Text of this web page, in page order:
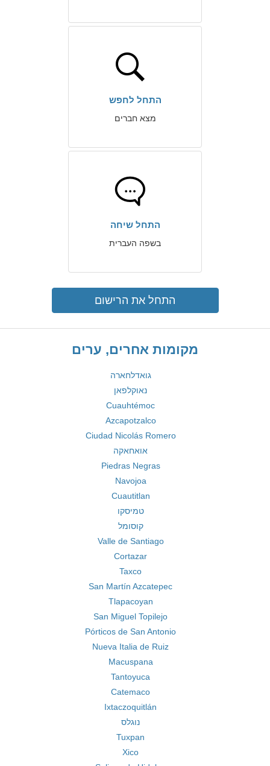
התחל לחפש
מצא חברים
התחל שיחה
בשפה העברית
התחל את הרישום
מקומות אחרים, ערים
גואדלחארה
נאוקלפאן
Cuauhtémoc
Azcapotzalco
Ciudad Nicolás Romero
אואחאקה
Piedras Negras
Navojoa
Cuautitlan
טמיסקו
קוסומל
Valle de Santiago
Cortazar
Taxco
San Martín Azcatepec
Tlapacoyan
San Miguel Topilejo
Pórticos de San Antonio
Nueva Italia de Ruiz
Macuspana
Tantoyuca
Catemaco
Ixtaczoquitlán
נוגלס
Tuxpan
Xico